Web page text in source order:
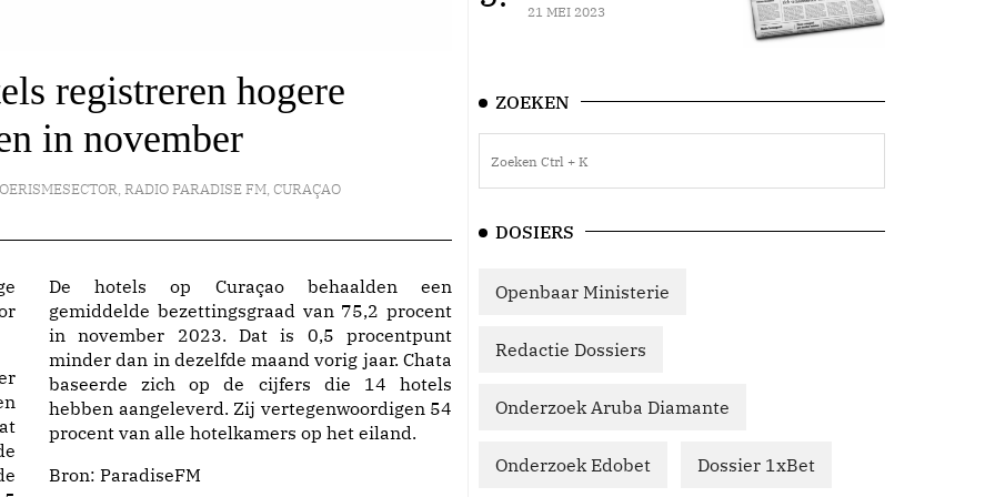
registreren hogere
in november
, RADIO PARADISE FM, CURAÇAO
De hotels op Curaçao behaalden een
gemiddelde bezettingsgraad van 75,2 procent
in november 2023. Dat is 0,5 procentpunt
minder dan in dezelfde maand vorig jaar. Chata
baseerde zich op de cijfers die 14 hotels
hebben aangeleverd. Zij vertegenwoordigen 54
procent van alle hotelkamers op het eiland.
Bron: ParadiseFM
21 MEI 2023
ZOEKEN
DOSIERS
Openbaar Ministerie
Redactie Dossiers
Onderzoek Aruba Diamante
Onderzoek Edobet Dossier 1xBet